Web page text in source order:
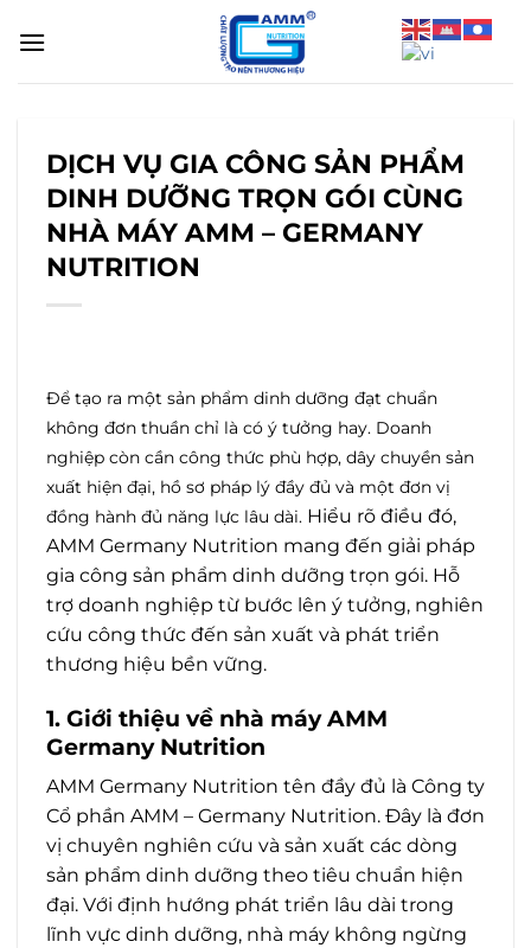
qua
DỊCH VỤ GIA CÔNG SẢN PHẨM
DINH DƯỠNG TRỌN GÓI CÙNG
NHÀ MÁY AMM – GERMANY
NUTRITION
Để tạo ra một sản phẩm dinh dưỡng đạt chuẩn
không đơn thuần chỉ là có ý tưởng hay. Doanh
nghiệp còn cần công thức phù hợp, dây chuyền sản
xuất hiện đại, hồ sơ pháp lý đầy đủ và một đơn vị
đồng hành đủ năng lực lâu dài. Hiểu rõ điều đó,
AMM Germany Nutrition mang đến giải pháp
gia công sản phẩm dinh dưỡng trọn gói. Hỗ
trợ doanh nghiệp từ bước lên ý tưởng, nghiên
cứu công thức đến sản xuất và phát triển
thương hiệu bền vững.
1. Giới thiệu về nhà máy AMM
Germany Nutrition
AMM Germany Nutrition tên đầy đủ là Công ty
Cổ phần AMM – Germany Nutrition. Đây là đơn
vị chuyên nghiên cứu và sản xuất các dòng
sản phẩm dinh dưỡng theo tiêu chuẩn hiện
đại. Với định hướng phát triển lâu dài trong
lĩnh vực dinh dưỡng, nhà máy không ngừng